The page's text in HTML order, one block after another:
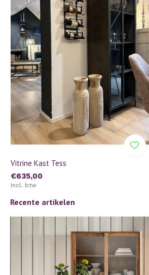
Vitrine Kast Tess
€635,00
Incl. btw
Recente artikelen